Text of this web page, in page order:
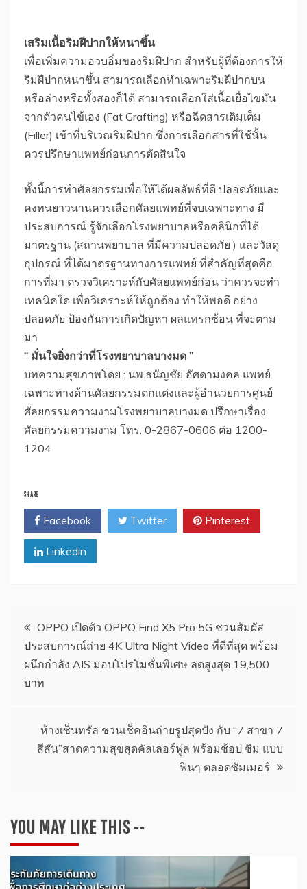
เสริมเนื้อริมฝีปากให้หนาขึ้น
เพื่อเพิ่มความอวบอิ่มของริมฝีปาก สำหรับผู้ที่ต้องการให้
ริมฝีปากหนาขึ้น สามารถเลือกทำเฉพาะริมฝีปากบน
หรือล่างหรือทั้งสองก็ได้ สามารถเลือกใส่เนื้อเยื่อไขมัน
จากตัวคนไข้เอง (Fat Grafting) หรือฉีดสารเติมเต็ม
(Filler) เข้าที่บริเวณริมฝีปาก ซึ่งการเลือกสารที่ใช้นั้น
ควรปรึกษาแพทย์ก่อนการตัดสินใจ
ทั้งนี้การทำศัลยกรรมเพื่อให้ได้ผลลัพธ์ที่ดี ปลอดภัยและ
คงทนยาวนานควรเลือกศัลยแพทย์ที่จบเฉพาะทาง มี
ประสบการณ์ รู้จักเลือกโรงพยาบาลหรือคลินิกที่ได้
มาตรฐาน (สถานพยาบาล ที่มีความปลอดภัย ) และวัสดุ
อุปกรณ์ ที่ได้มาตรฐานทางการแพทย์ ที่สำคัญที่สุดคือ
การที่มา ตรวจวิเคราะห์กับศัลยแพทย์ก่อน ว่าควรจะทำ
เทคนิคใด เพื่อวิเคราะห์ให้ถูกต้อง ทำให้พอดี อย่าง
ปลอดภัย ป้องกันการเกิดปัญหา ผลแทรกซ้อน ที่จะตาม
มา
“ มั่นใจยิ่งกว่าที่โรงพยาบาลบางมด ”
​บทความสุขภาพโดย : นพ.ธนัญชัย อัศดามงคล แพทย์
เฉพาะทางด้านศัลยกรรมตกแต่งและผู้อำนวยการศูนย์
ศัลยกรรมความงามโรงพยาบาลบางมด ปรึกษาเรื่อง
ศัลยกรรมความงาม โทร. 0-2867-0606 ต่อ 1200-
1204
SHARE
Facebook Twitter Pinterest
Linkedin
แนะแนว
เรื่อง
OPPO เปิดตัว OPPO Find X5 Pro 5G ชวนสัมผัส
ประสบการณ์ถ่าย 4K Ultra Night Video ที่ดีที่สุด พร้อม
ผนึกกำลัง AIS มอบโปรโมชั่นพิเศษ ลดสูงสุด 19,500
บาท
ห้างเซ็นทรัล ชวนเช็คอินถ่ายรูปสุดปัง กับ “7 สาขา 7
สีสัน”สาดความสุขสุดคัลเลอร์ฟูล พร้อมช้อป ชิม แบบ
ฟินๆ ตลอดซัมเมอร์
YOU MAY LIKE THIS --